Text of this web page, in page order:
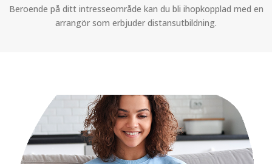
Beroende på ditt intresseområde kan du bli ihopkopplad med en
arrangör som erbjuder distansutbildning.